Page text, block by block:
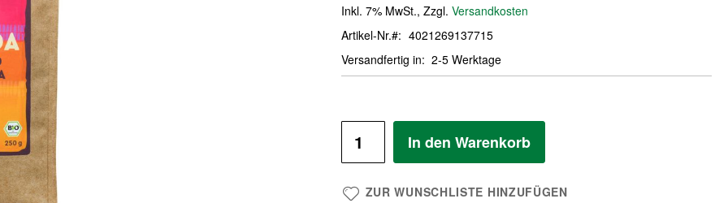
Inkl. 7% MwSt., Zzgl. Versandkosten
Artikel-Nr.
4021269137715
Versandfertig in
2-5 Werktage
In den Warenkorb
ZUR WUNSCHLISTE HINZUFÜGEN